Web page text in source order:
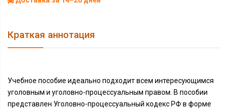
Краткая аннотация
Учебное пособие идеально подходит всем интересующимся
уголовным и уголовно-процессуальным правом. В пособии
представлен Уголовно-процессуальный кодекс РФ в форме